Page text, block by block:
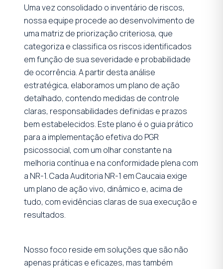
Uma vez consolidado o inventário de riscos,
nossa equipe procede ao desenvolvimento de
uma matriz de priorização criteriosa, que
categoriza e classifica os riscos identificados
em função de sua severidade e probabilidade
de ocorrência. A partir desta análise
estratégica, elaboramos um plano de ação
detalhado, contendo medidas de controle
claras, responsabilidades definidas e prazos
bem estabelecidos. Este plano é o guia prático
para a implementação efetiva do PGR
psicossocial, com um olhar constante na
melhoria contínua e na conformidade plena com
a NR-1. Cada Auditoria NR-1 em Caucaia exige
um plano de ação vivo, dinâmico e, acima de
tudo, com evidências claras de sua execução e
resultados.
Nosso foco reside em soluções que são não
apenas práticas e eficazes, mas também